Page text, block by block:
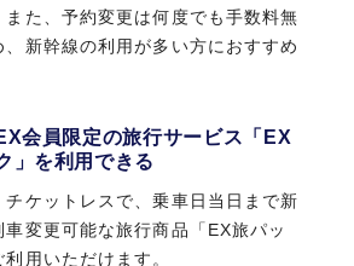
また、予約変更は何度でも手数料無
、新幹線の利用が多い方におすすめ
会員限定の旅行サービス「EX
」を利用できる
チケットレスで、乗車日当日まで新
車変更可能な旅行商品「EX旅パッ
利用いただけます。